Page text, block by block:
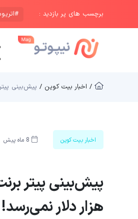
برچسب های پر بازدید :
/ اخبار بیت کوین / پیش‌بینی پیتر
اخبار بیت کوین 8 ماه پیش
هزار دلار نمی‌رسد!